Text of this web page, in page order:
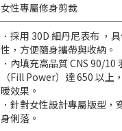
女性專屬修身剪裁
．採用 30D 細丹尼表布 ，
性，方便隨身攜帶與收納。
．內填充高品質 CNS 90/10
（Fill Power）達 650 以上
暖效果。
．針對女性設計專屬版型，
身俐落。